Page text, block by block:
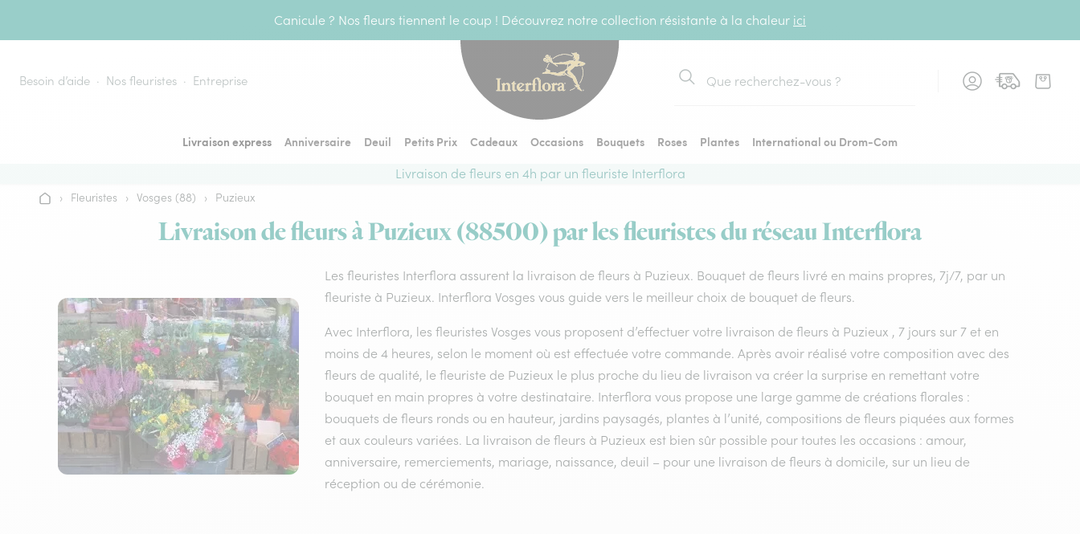
Canicule ? Nos fleurs tiennent le coup ! Découvrez notre collection résistante à la chaleur ici
Besoin d’aide Nos fleuristes Entreprise
Rechercher
Livraison express Anniversaire Deuil Petits Prix Cadeaux Occasions Bouquets Roses Plantes
International ou Drom-Com
Livraison de fleurs en 4h par un fleuriste Interflora
Accueil
› Fleuristes › Vosges (88) › Puzieux
Livraison de fleurs à Puzieux (88500) par les fleuristes du réseau Interflora
Les fleuristes Interflora assurent la livraison de fleurs à Puzieux. Bouquet de fleurs livré en mains propres, 7j/7, par un
fleuriste à Puzieux. Interflora Vosges vous guide vers le meilleur choix de bouquet de fleurs.
Avec Interflora, les fleuristes Vosges vous proposent d’effectuer votre livraison de fleurs à Puzieux , 7 jours sur 7 et en
moins de 4 heures, selon le moment où est effectuée votre commande. Après avoir réalisé votre composition avec des
fleurs de qualité, le fleuriste de Puzieux le plus proche du lieu de livraison va créer la surprise en remettant votre
bouquet en main propres à votre destinataire. Interflora vous propose une large gamme de créations florales :
bouquets de fleurs ronds ou en hauteur, jardins paysagés, plantes à l’unité, compositions de fleurs piquées aux formes
et aux couleurs variées. La livraison de fleurs à Puzieux est bien sûr possible pour toutes les occasions : amour,
anniversaire, remerciements, mariage, naissance, deuil – pour une livraison de fleurs à domicile, sur un lieu de
réception ou de cérémonie.